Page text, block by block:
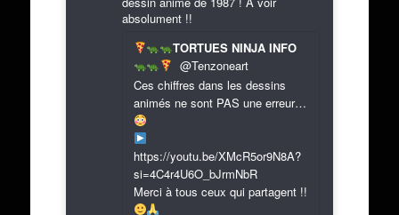
absolument !!
TORTUES NINJA INFO
@Tenzoneart
Ces chiffres dans les dessins
animés ne sont PAS une erreur…
https://youtu.be/XMcR5or9N8A?
si=4C4r4U6O_bJrmNbR
Merci à tous ceux qui partagent !!